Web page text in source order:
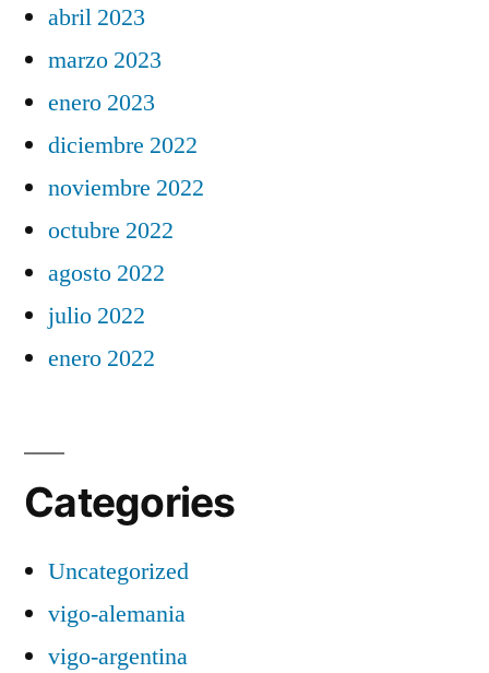
abril 2023
marzo 2023
enero 2023
diciembre 2022
noviembre 2022
octubre 2022
agosto 2022
julio 2022
enero 2022
Categories
Uncategorized
vigo-alemania
vigo-argentina